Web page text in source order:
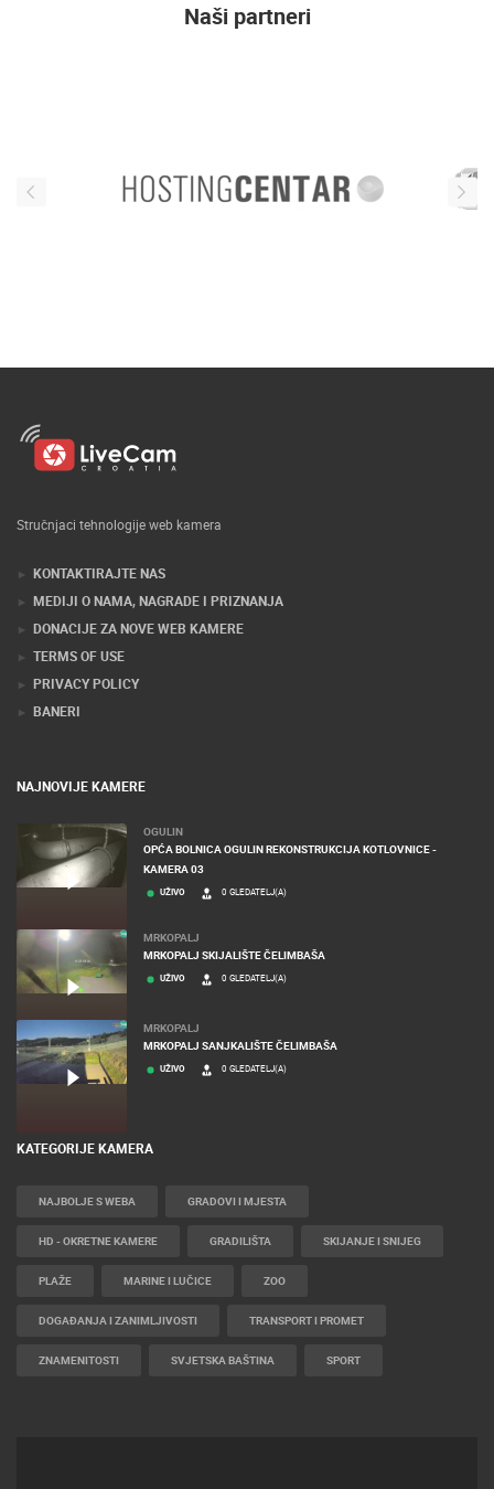
Naši partneri
Stručnjaci tehnologije web kamera
KONTAKTIRAJTE NAS
MEDIJI O NAMA, NAGRADE I PRIZNANJA
DONACIJE ZA NOVE WEB KAMERE
TERMS OF USE
PRIVACY POLICY
BANERI
NAJNOVIJE KAMERE
OGULIN
OPĆA BOLNICA OGULIN REKONSTRUKCIJA KOTLOVNICE -
KAMERA 03
UŽIVO 0 GLEDATELJ(A)
MRKOPALJ
MRKOPALJ SKIJALIŠTE ČELIMBAŠA
UŽIVO 0 GLEDATELJ(A)
MRKOPALJ
MRKOPALJ SANJKALIŠTE ČELIMBAŠA
UŽIVO 0 GLEDATELJ(A)
KATEGORIJE KAMERA
NAJBOLJE S WEBA GRADOVI I MJESTA
HD - OKRETNE KAMERE GRADILIŠTA SKIJANJE I SNIJEG
PLAŽE MARINE I LUČICE ZOO
DOGAĐANJA I ZANIMLJIVOSTI TRANSPORT I PROMET
ZNAMENITOSTI SVJETSKA BAŠTINA SPORT